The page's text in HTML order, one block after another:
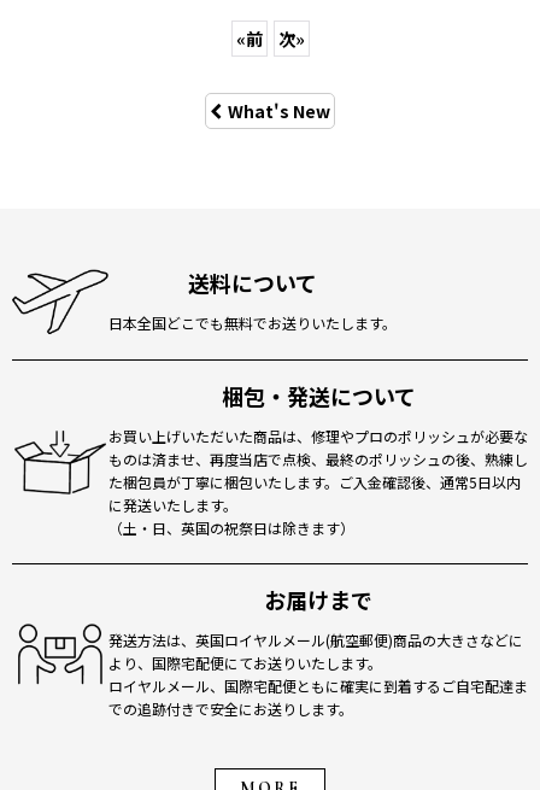
«前 次»
What's New
送料について
日本全国どこでも無料でお送りいたします。
梱包・発送について
お買い上げいただいた商品は、修理やプロのポリッシュが必要な
ものは済ませ、再度当店で点検、最終のポリッシュの後、熟練し
た梱包員が丁寧に梱包いたします。ご入金確認後、通常5日以内
に発送いたします。
（土・日、英国の祝祭日は除きます）
お届けまで
発送方法は、英国ロイヤルメール(航空郵便)商品の大きさなどに
より、国際宅配便にてお送りいたします。
ロイヤルメール、国際宅配便ともに確実に到着するご自宅配達ま
での追跡付きで安全にお送りします。